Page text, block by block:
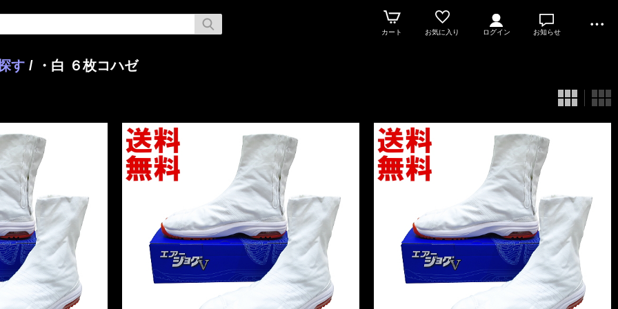
カート お気に入り ログイン お知らせ
す / ・白 ６枚コハゼ